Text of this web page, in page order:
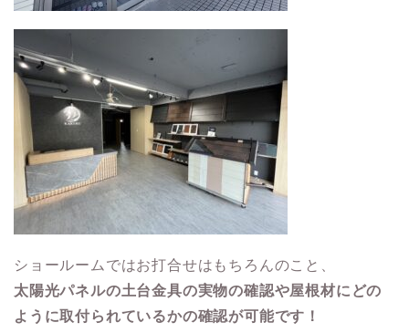
ショールームではお打合せはもちろんのこと、
太陽光パネルの土台金具の実物の確認や屋根材にどの
ように取付られているかの確認が可能です！